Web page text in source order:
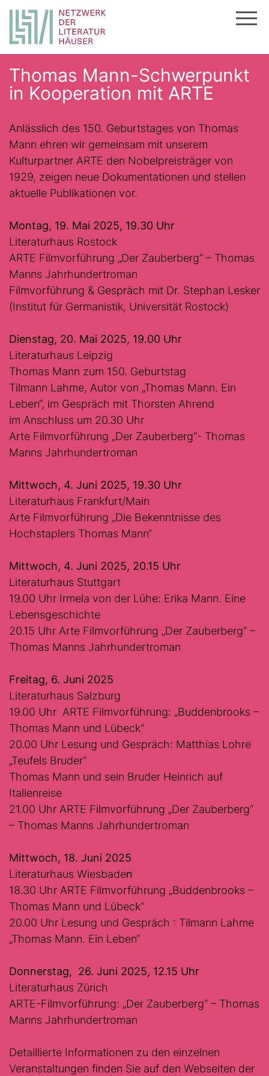
Inhalt
springen
Thomas Mann-Schwerpunkt
in Kooperation mit ARTE
Anlässlich des 150. Geburtstages von Thomas
Mann ehren wir gemeinsam mit unserem
Kulturpartner ARTE den Nobelpreisträger von
1929, zeigen neue Dokumentationen und stellen
aktuelle Publikationen vor.
Montag, 19. Mai 2025, 19.30 Uhr
Literaturhaus Rostock
ARTE Filmvorführung „Der Zauberberg“ – Thomas
Manns Jahrhundertroman
Filmvorführung & Gespräch mit Dr. Stephan Lesker
(Institut für Germanistik, Universität Rostock)
Dienstag, 20. Mai 2025, 19.00 Uhr
Literaturhaus Leipzig
Thomas Mann zum 150. Geburtstag
Tilmann Lahme, Autor von „Thomas Mann. Ein
Leben“, im Gespräch mit Thorsten Ahrend
im Anschluss um 20.30 Uhr
Arte Filmvorführung „Der Zauberberg“- Thomas
Manns Jahrhundertroman
Mittwoch, 4. Juni 2025, 19.30 Uhr
Literaturhaus Frankfurt/Main
Arte Filmvorführung „Die Bekenntnisse des
Hochstaplers Thomas Mann“
Mittwoch, 4. Juni 2025, 20.15 Uhr
Literaturhaus Stuttgart
19.00 Uhr Irmela von der Lühe: Erika Mann. Eine
Lebensgeschichte
20.15 Uhr Arte Filmvorführung „Der Zauberberg“ –
Thomas Manns Jahrhundertroman
Freitag, 6. Juni 2025
Literaturhaus Salzburg
19.00 Uhr ARTE Filmvorführung: „Buddenbrooks –
Thomas Mann und Lübeck“
20.00 Uhr Lesung und Gespräch: Matthias Lohre
„Teufels Bruder“
Thomas Mann und sein Bruder Heinrich auf
Italienreise
21.00 Uhr ARTE Filmvorführung „Der Zauberberg“
– Thomas Manns Jahrhundertroman
Mittwoch, 18. Juni 2025
Literaturhaus Wiesbaden
18.30 Uhr ARTE Filmvorführung „Buddenbrooks –
Thomas Mann und Lübeck“
20.00 Uhr Lesung und Gespräch : Tilmann Lahme
„Thomas Mann. Ein Leben“
Donnerstag, 26. Juni 2025, 12.15 Uhr
Literaturhaus Zürich
ARTE-Filmvorführung: „Der Zauberberg“ – Thomas
Manns Jahrhundertroman
Detaillierte Informationen zu den einzelnen
Veranstaltungen finden Sie auf den Webseiten der